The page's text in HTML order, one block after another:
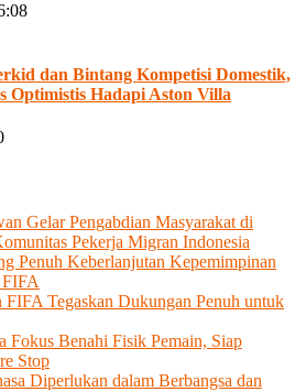
dan Bintang Kompetisi Domestik,
Optimistis Hadapi Aston Villa
Gelar Pengabdian Masyarakat di
Pekerja Migran Indonesia
Penuh Keberlanjutan Kepemimpinan
FIFA Tegaskan Dukungan Penuh untuk
Fokus Benahi Fisik Pemain, Siap
Stop
Diperlukan dalam Berbangsa dan